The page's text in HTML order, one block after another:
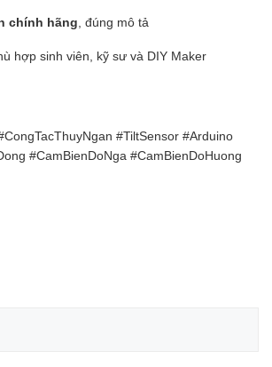
chính hãng , đúng mô tả
hợp sinh viên, kỹ sư và DIY Maker
#TiltSensor #Arduino
#CamBienDoNga #CamBienDoHuong